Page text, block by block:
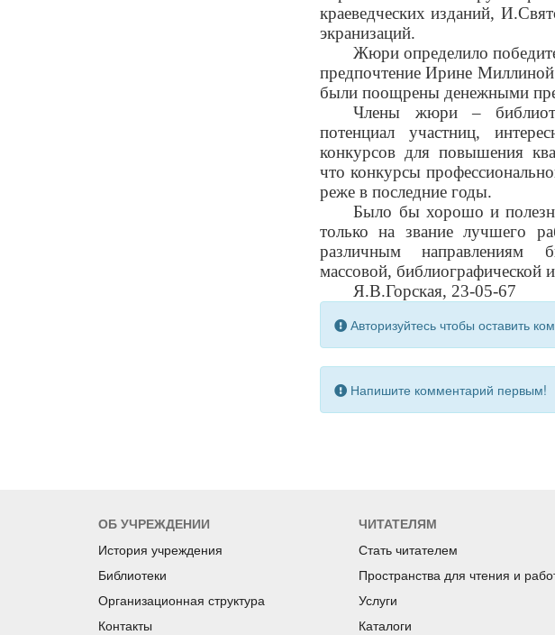
краеведческих изданий,
экранизаций.
Жюри определило
предпочтение Ирине
были поощрены денежными
Члены жюри –
потенциал участниц,
конкурсов для повышения
что конкурсы
реже в последние годы.
Было бы хорошо и
только на звание лучшего
различным направлениям
массовой, библиографической
Я.В.Горская, 23-05-67
Авторизуйтесь чтобы оставить
Напишите комментарий первым!
ОБ УЧРЕЖДЕНИИ
История учреждения
Библиотеки
Организационная структура
Контакты
ЧИТАТЕЛЯМ
Стать читателем
Пространства для чтения и
Услуги
Каталоги